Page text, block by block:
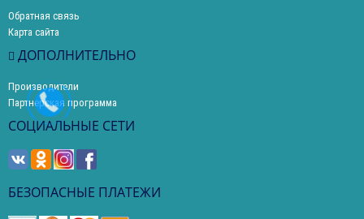
Обратная связь
Карта сайта
ДОПОЛНИТЕЛЬНО
Производители
Партнерская программа
СОЦИАЛЬНЫЕ СЕТИ
БЕЗОПАСНЫЕ ПЛАТЕЖИ